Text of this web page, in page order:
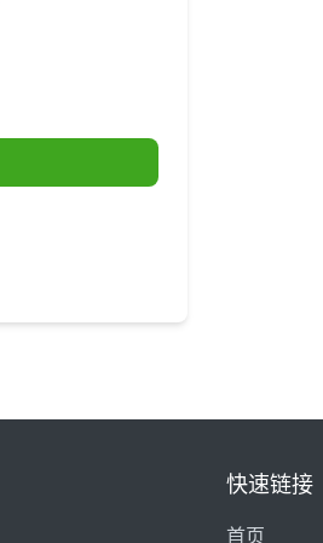
快速链接
首页